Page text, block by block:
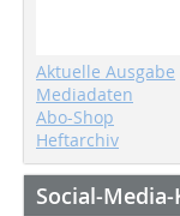
Aktuelle Ausgabe
Mediadaten
Abo-Shop
Heftarchiv
Social-